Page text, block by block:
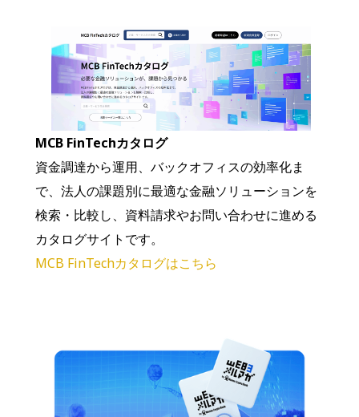
MCB FinTechカタログ
資金調達から運用、バックオフィスの効率化ま
で、法人の課題別に最適な金融ソリューションを
検索・比較し、資料請求やお問い合わせに進める
カタログサイトです。
MCB FinTechカタログはこちら